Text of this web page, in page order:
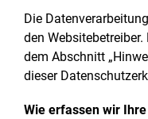
Die
den
dem Abschnitt
dieser
Wie erfassen wir Ihre